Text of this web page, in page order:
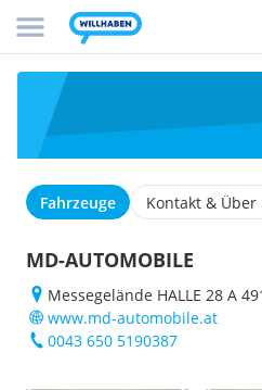
Fahrzeuge Kontakt & Über
MD-AUTOMOBILE
Messegelände HALLE 28 A
www.md-automobile.at
0043 650 5190387